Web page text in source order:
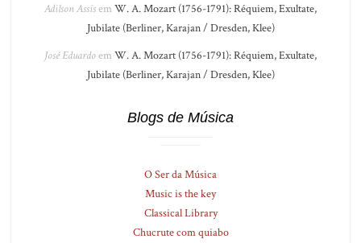
Adilson Assisem W. A. Mozart (1756-1791): Réquiem, Exultate,
Jubilate (Berliner, Karajan / Dresden, Klee)
José Eduardoem W. A. Mozart (1756-1791): Réquiem, Exultate,
Jubilate (Berliner, Karajan / Dresden, Klee)
Blogs de Música
O Ser da Música
Music is the key
Classical Library
Chucrute com quiabo